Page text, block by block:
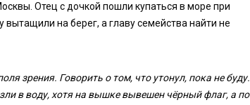
Отец с дочкой пошли купаться в море при
на берег, а главу семейства найти не
зрения. Говорить о том, что утонул, пока не буду.
в воду, хотя на вышке вывешен чёрный флаг, а по